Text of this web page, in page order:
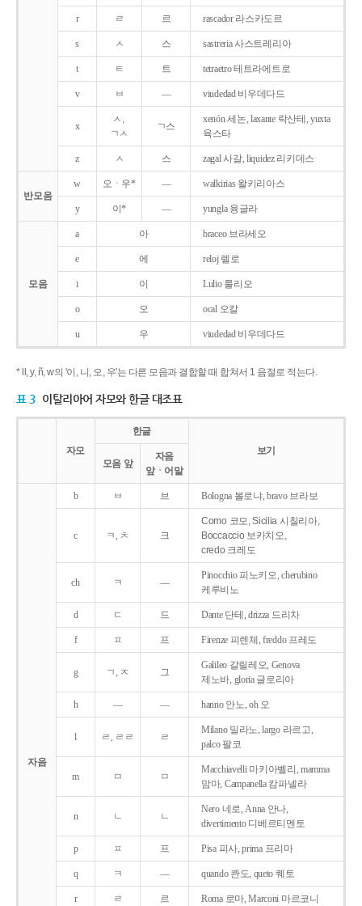
r ㄹ 르 rascador 라스카도르
s ㅅ 스 sastreria 사스트레리아
t ㅌ 트 tetraetro 테트라에트로
v ㅂ ― viudedad 비우데다드
x
ㅅ,
ㄱㅅ
ㄱ스
xenón 세논, laxante 락산테, yuxta
육스타
z ㅅ 스 zagal 사갈, liquidez 리키데스
반모음
w 오ㆍ우* ― walkirias 왈키리아스
y 이* ― yungla 융글라
모음
a 아 braceo 브라세오
e 에 reloj 렐로
i 이 Lulio 룰리오
o 오 ocal 오칼
u 우 viudedad 비우데다드
* ll, y, ñ, w의 '이, 니, 오, 우'는 다른 모음과 결합할 때 합쳐서 1 음절로 적는다.
표 3 이탈리아어 자모와 한글 대조표
자모
한글
보기
모음 앞
자음
앞ㆍ어말
자음
b ㅂ 브 Bologna 볼로냐, bravo 브라보
c ㅋ, ㅊ 크
Como 코모, Sicilia 시칠리아,
Boccaccio 보카치오,
credo 크레도
ch ㅋ ―
Pinocchio 피노키오, cherubino
케루비노
d ㄷ 드 Dante 단테, drizza 드리차
f ㅍ 프 Firenze 피렌체, freddo 프레도
g ㄱ, ㅈ 그
Galileo 갈릴레오, Genova
제노바, gloria 글로리아
h ― ― hanno 안노, oh 오
l ㄹ, ㄹㄹ ㄹ
Milano 밀라노, largo 라르고,
palco 팔코
m ㅁ ㅁ
Macchiavelli 마키아벨리, mamma
맘마, Campanella 캄파넬라
n ㄴ ㄴ
Nero 네로, Anna 안나,
divertimento 디베르티멘토
p ㅍ 프 Pisa 피사, prima 프리마
q ㅋ ― quando 콴도, queto 퀘토
r ㄹ 르 Roma 로마, Marconi 마르코니